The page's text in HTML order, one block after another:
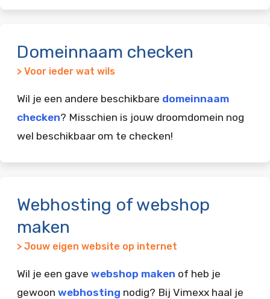
Domeinnaam checken
> Voor ieder wat wils
Wil je een andere beschikbare domeinnaam
checken? Misschien is jouw droomdomein nog
wel beschikbaar om te checken!
Webhosting of webshop
maken
> Jouw eigen website op internet
Wil je een gave webshop maken of heb je
gewoon webhosting nodig? Bij Vimexx haal je